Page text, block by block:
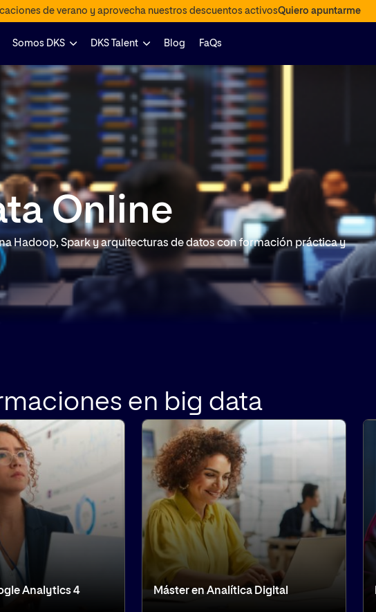
de verano y aprovecha nuestros descuentos activosQuiero apuntarme
Somos DKS DKS Talent Blog FaQs
Online
Hadoop, Spark y arquitecturas de datos con formación práctica y
en big data
Analytics 4 Máster en Analítica Digital